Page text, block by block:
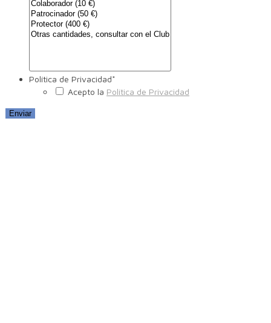
Política de Privacidad*
Acepto la Política de Privacidad